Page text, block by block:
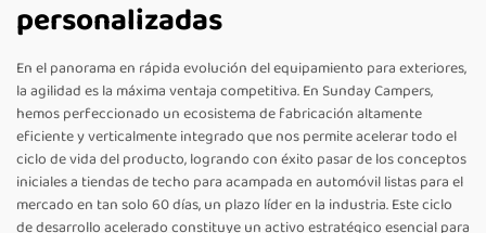
personalizadas
En el panorama en rápida evolución del equipamiento para exteriores,
la agilidad es la máxima ventaja competitiva. En Sunday Campers,
hemos perfeccionado un ecosistema de fabricación altamente
eficiente y verticalmente integrado que nos permite acelerar todo el
ciclo de vida del producto, logrando con éxito pasar de los conceptos
iniciales a tiendas de techo para acampada en automóvil listas para el
mercado en tan solo 60 días, un plazo líder en la industria. Este ciclo
de desarrollo acelerado constituye un activo estratégico esencial para